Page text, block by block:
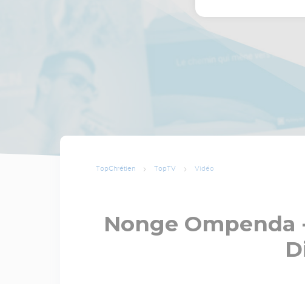
TopChrétien TopTV Vidéo
Nonge